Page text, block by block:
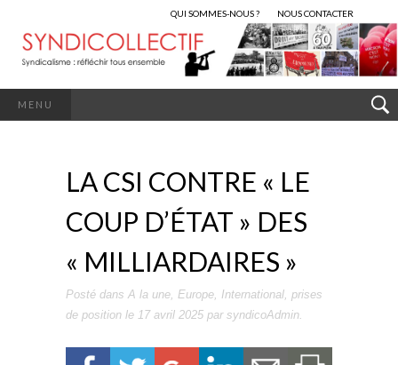
QUI SOMMES-NOUS ? NOUS CONTACTER
MENU
LA CSI CONTRE « LE
COUP D’ÉTAT » DES
« MILLIARDAIRES »
Posté dans A la une, Europe, International, prises
de position le 17 avril 2025 par syndicoAdmin.